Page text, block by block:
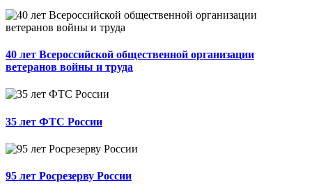
40 лет Всероссийской общественной организации
ветеранов войны и труда
35 лет ФТС России
95 лет Росрезерву России